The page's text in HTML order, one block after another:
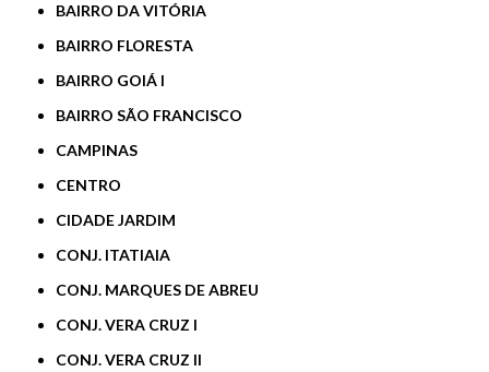
BAIRRO DA VITÓRIA
BAIRRO FLORESTA
BAIRRO GOIÁ I
BAIRRO SÃO FRANCISCO
CAMPINAS
CENTRO
CIDADE JARDIM
CONJ. ITATIAIA
CONJ. MARQUES DE ABREU
CONJ. VERA CRUZ I
CONJ. VERA CRUZ II